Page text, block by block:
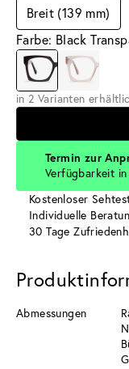
Breit (139 mm)
Farbe: Black
in 2 Varianten
Termin zur
Verfügbarkeit
Kostenloser
Individuelle
30 Tage
Abmessungen